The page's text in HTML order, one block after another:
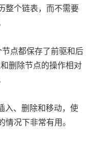
整个链表，而不需要
点都保存了前驱和后
删除节点的操作相对
入、删除和移动，使
况下非常有用。